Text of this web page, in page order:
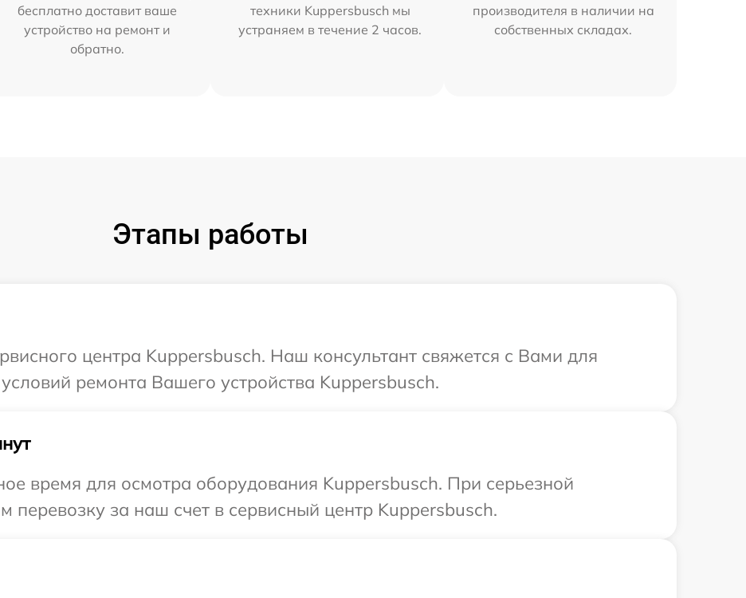
бесплатно доставит ваше
устройство на ремонт и
обратно.
техники Kuppersbusch мы
устраняем в течение 2 часов.
производителя в наличии на
собственных складах.
Этапы работы
центра Kuppersbusch. Наш консультант свяжется с Вами для
ремонта Вашего устройства Kuppersbusch.
время для осмотра оборудования Kuppersbusch. При серьезной
перевозку за наш счет в сервисный центр Kuppersbusch.